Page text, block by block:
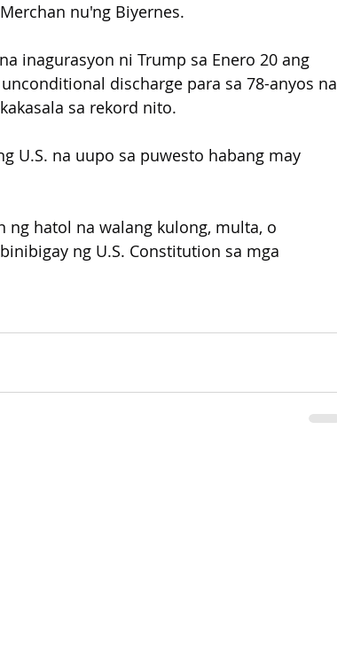
nu'ng Biyernes.
inagurasyon ni Trump sa Enero 20 ang
discharge para sa 78-anyos na
sa rekord nito.
U.S. na uupo sa puwesto habang may
hatol na walang kulong, multa, o
ng U.S. Constitution sa mga